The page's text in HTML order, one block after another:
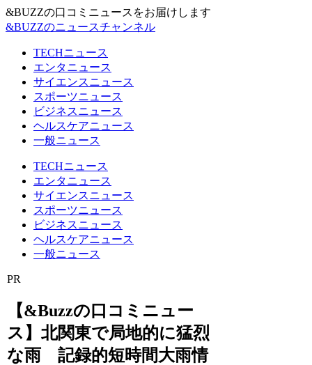
&BUZZの口コミニュースをお届けします
&BUZZのニュースチャンネル
TECHニュース
エンタニュース
サイエンスニュース
スポーツニュース
ビジネスニュース
ヘルスケアニュース
一般ニュース
TECHニュース
エンタニュース
サイエンスニュース
スポーツニュース
ビジネスニュース
ヘルスケアニュース
一般ニュース
PR
【&Buzzの口コミニュー
ス】北関東で局地的に猛烈
な雨 記録的短時間大雨情